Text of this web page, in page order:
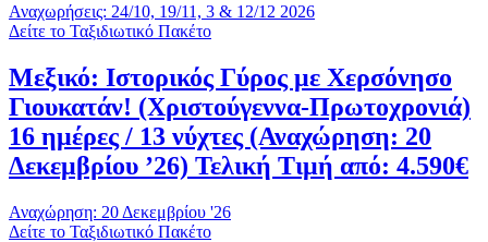
Αναχωρήσεις: 24/10, 19/11, 3 & 12/12 2026
Δείτε το Ταξιδιωτικό Πακέτο
Μεξικό: Ιστορικός Γύρος με Χερσόνησο
Γιουκατάν! (Χριστούγεννα-Πρωτοχρονιά)
16 ημέρες / 13 νύχτες (Αναχώρηση: 20
Δεκεμβρίου ’26) Τελική Τιμή από: 4.590€
Αναχώρηση: 20 Δεκεμβρίου '26
Δείτε το Ταξιδιωτικό Πακέτο